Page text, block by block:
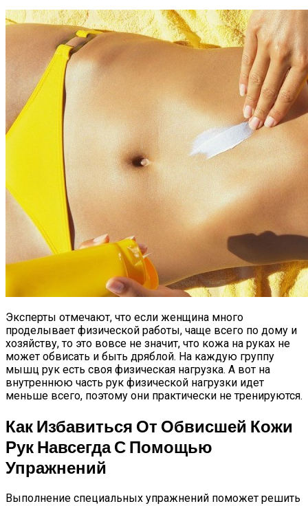
Эксперты отмечают, что если женщина много
проделывает физической работы, чаще всего по дому и
хозяйству, то это вовсе не значит, что кожа на руках не
может обвисать и быть дряблой. На каждую группу
мышц рук есть своя физическая нагрузка. А вот на
внутреннюю часть рук физической нагрузки идет
меньше всего, поэтому они практически не тренируются.
Как Избавиться От Обвисшей Кожи
Рук Навсегда С Помощью
Упражнений
Выполнение специальных упражнений поможет решить